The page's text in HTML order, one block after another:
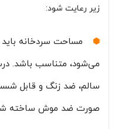
زیر رعایت شود:
مساحت سردخانه
می‌شود، متناسب باشد.
سالم، ضد زنگ و قابل
صورت ضد موش ساخته